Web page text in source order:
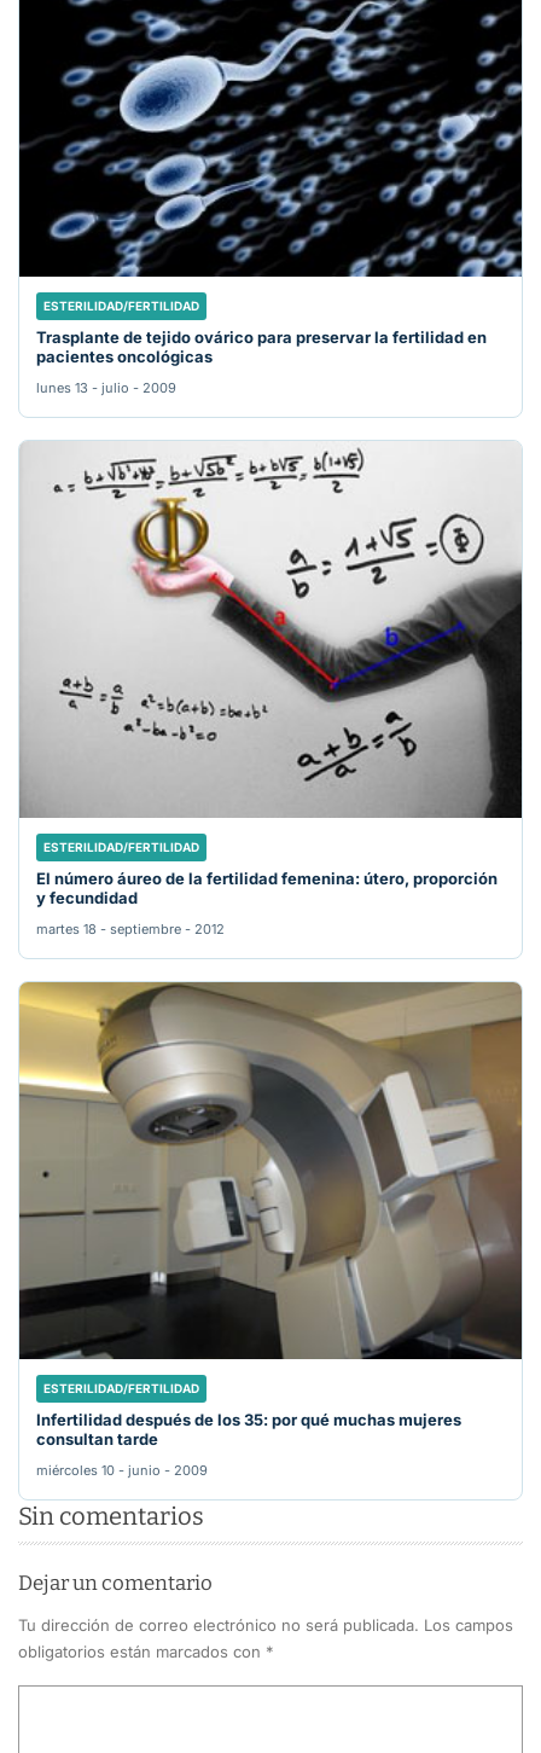
ESTERILIDAD/FERTILIDAD
Trasplante de tejido ovárico para preservar la fertilidad en
pacientes oncológicas
lunes 13 - julio - 2009
ESTERILIDAD/FERTILIDAD
El número áureo de la fertilidad femenina: útero, proporción
y fecundidad
martes 18 - septiembre - 2012
ESTERILIDAD/FERTILIDAD
Infertilidad después de los 35: por qué muchas mujeres
consultan tarde
miércoles 10 - junio - 2009
Sin comentarios
Dejar un comentario
Tu dirección de correo electrónico no será publicada. Los campos
obligatorios están marcados con *